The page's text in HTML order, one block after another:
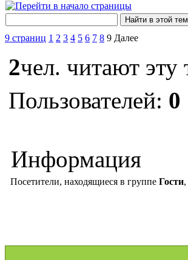
9 страниц 1 2 3 4 5 6 7 8 9 Далее
2чел. читают эту
Пользователей: 0
Информация
Посетители, находящиеся в группе Гости